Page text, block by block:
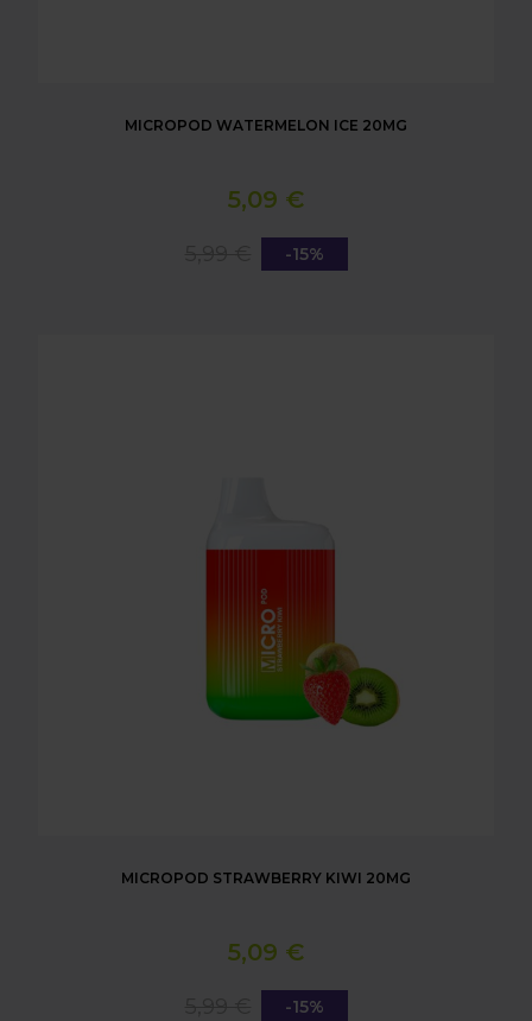
MICROPOD WATERMELON ICE 20MG
5,09 €
-15%
MICROPOD STRAWBERRY KIWI 20MG
5,09 €
-15%